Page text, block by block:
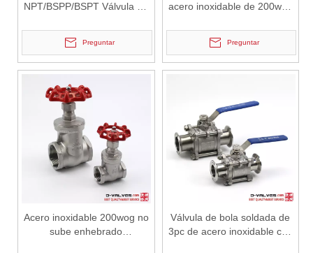
2026-07-01
Los sistemas de ingeniería marina operan en algunos de los
NPT/BSPP/BSPT Válvula de
retorno
Preguntar
acero inoxidable de 200wog
Preguntar
Acero inoxidable 200wog no
sube enhebrado
Válvula de bola soldada de
3pc de acero inoxidable con